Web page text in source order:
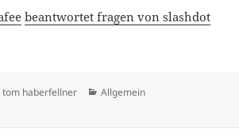
beantwortet fragen von slashdot
Author
tom haberfellner Categories
Allgemein